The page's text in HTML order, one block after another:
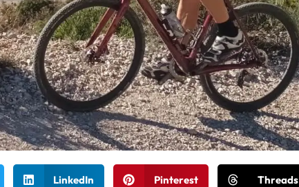
LinkedIn Pinterest Threads